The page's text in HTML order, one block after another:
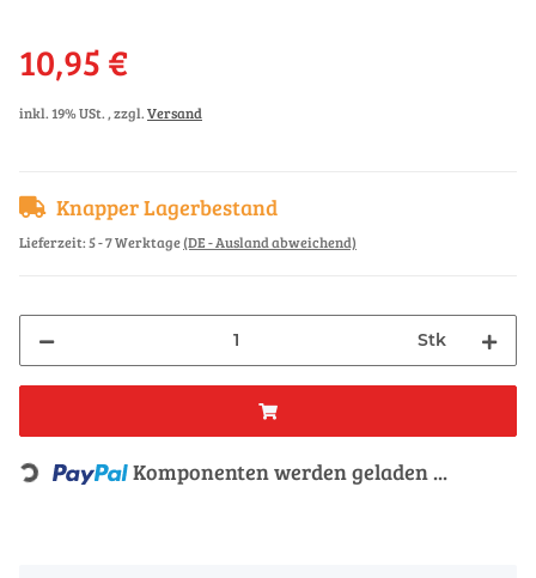
10,95 €
inkl. 19% USt. , zzgl.Versand
Knapper Lagerbestand
Lieferzeit:5 - 7 Werktage(DE - Ausland abweichend)
Stk
Loading... Komponenten werden geladen ...